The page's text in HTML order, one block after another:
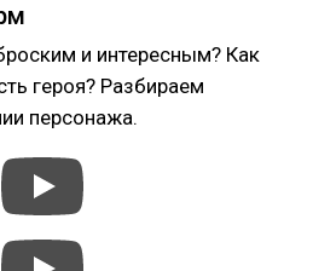
и интересным? Как
героя? Разбираем
персонажа.